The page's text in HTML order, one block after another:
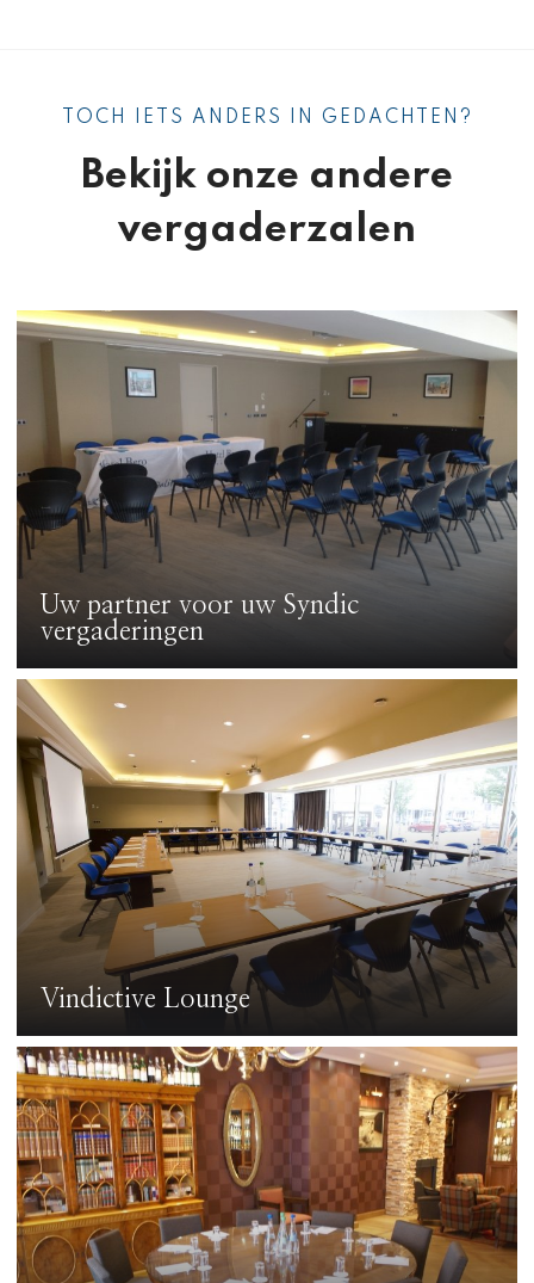
TOCH IETS ANDERS IN GEDACHTEN?
Bekijk onze andere
vergaderzalen
Uw partner voor uw Syndic
vergaderingen
Vindictive Lounge